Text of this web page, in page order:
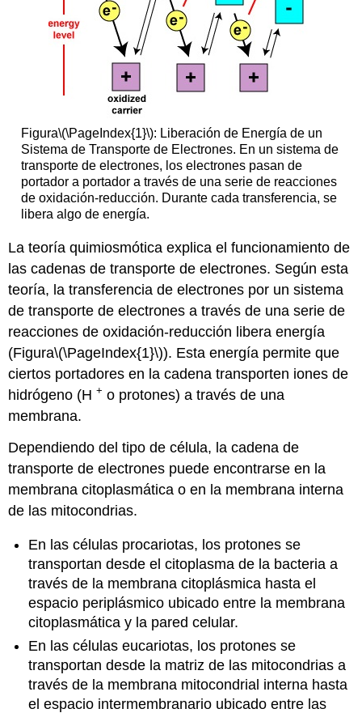
Figura\(\PageIndex{1}\): Liberación de Energía de un
Sistema de Transporte de Electrones. En un sistema de
transporte de electrones, los electrones pasan de
portador a portador a través de una serie de reacciones
de oxidación-reducción. Durante cada transferencia, se
libera algo de energía.
La teoría quimiosmótica explica el funcionamiento de
las cadenas de transporte de electrones. Según esta
teoría, la transferencia de electrones por un sistema
de transporte de electrones a través de una serie de
reacciones de oxidación-reducción libera energía
(Figura\(\PageIndex{1}\)). Esta energía permite que
ciertos portadores en la cadena transporten iones de
hidrógeno (H+ o protones) a través de una
membrana.
Dependiendo del tipo de célula, la cadena de
transporte de electrones puede encontrarse en la
membrana citoplasmática o en la membrana interna
de las mitocondrias.
En las células procariotas, los protones se
transportan desde el citoplasma de la bacteria a
través de la membrana citoplásmica hasta el
espacio periplásmico ubicado entre la membrana
citoplasmática y la pared celular.
En las células eucariotas, los protones se
transportan desde la matriz de las mitocondrias a
través de la membrana mitocondrial interna hasta
el espacio intermembranario ubicado entre las